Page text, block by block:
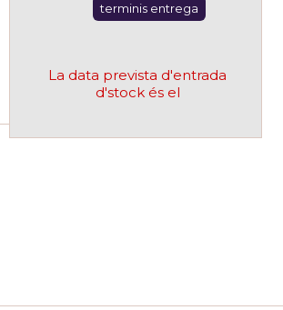
terminis entrega
La data prevista d'entrada
d'stock és el